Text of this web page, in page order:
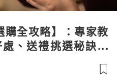
購全攻略】：專家教
、送禮挑選秘訣與